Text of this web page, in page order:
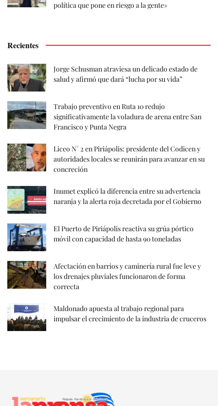
política que pone en riesgo a la gente»
Recientes
Jorge Schusman atraviesa un delicado estado de
salud y afirmó que dará “lucha por su vida”
Trabajo preventivo en Ruta 10 redujo
significativamente la voladura de arena entre San
Francisco y Punta Negra
Liceo N° 2 en Piriápolis: presidente del Codicen y
autoridades locales se reunirán para avanzar en su
concreción
Inumet explicó la diferencia entre su advertencia
naranja y la alerta roja decretada por el Gobierno
El Puerto de Piriápolis reactiva su grúa pórtico
móvil con capacidad de hasta 90 toneladas
Afectación en barrios y caminería rural fue leve y
los drenajes pluviales funcionaron de forma
correcta
Maldonado apuesta al trabajo regional para
impulsar el crecimiento de la industria de cruceros